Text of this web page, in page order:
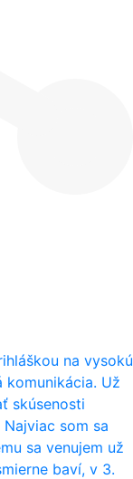
na vysokú
komunikácia. Už
skúsenosti
som sa
sa venujem už
baví, v 3.